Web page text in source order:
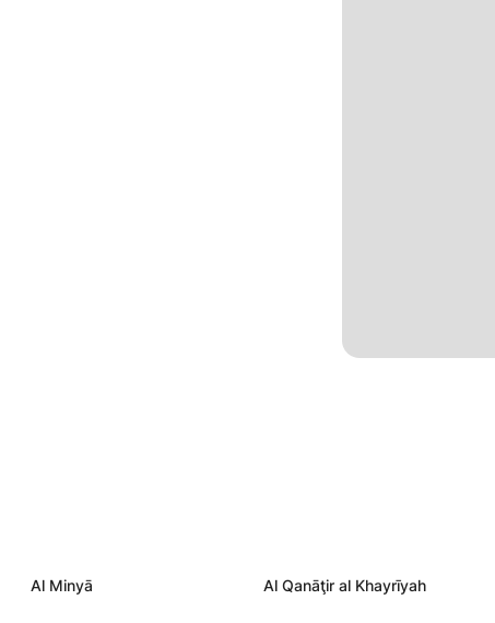
Al Minyā Al Qanāţir al Khayrīyah